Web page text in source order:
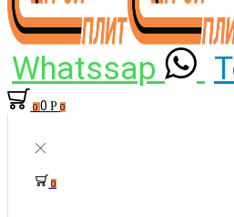
Whatssap
00Р 0
0